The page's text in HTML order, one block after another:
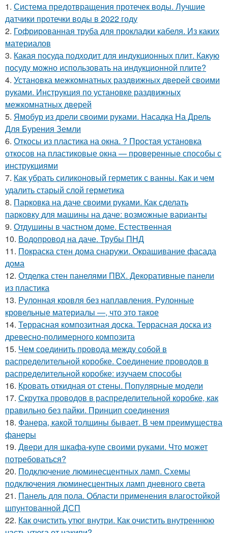
1. Система предотвращения протечек воды. Лучшие
датчики протечки воды в 2022 году
2. Гофрированная труба для прокладки кабеля. Из каких
материалов
3. Какая посуда подходит для индукционных плит. Какую
посуду можно использовать на индукционной плите?
4. Установка межкомнатных раздвижных дверей своими
руками. Инструкция по установке раздвижных
межкомнатных дверей
5. Ямобур из дрели своими руками. Насадка На Дрель
Для Бурения Земли
6. Откосы из пластика на окна. ? Простая установка
откосов на пластиковые окна — проверенные способы с
инструкциями
7. Как убрать силиконовый герметик с ванны. Как и чем
удалить старый слой герметика
8. Парковка на даче своими руками. Как сделать
парковку для машины на даче: возможные варианты
9. Отдушины в частном доме. Естественная
10. Водопровод на даче. Трубы ПНД
11. Покраска стен дома снаружи. Окрашивание фасада
дома
12. Отделка стен панелями ПВХ. Декоративные панели
из пластика
13. Рулонная кровля без наплавления. Рулонные
кровельные материалы —, что это такое
14. Террасная композитная доска. Террасная доска из
древесно-полимерного композита
15. Чем соединить провода между собой в
распределительной коробке. Соединение проводов в
распределительной коробке: изучаем способы
16. Кровать откидная от стены. Популярные модели
17. Скрутка проводов в распределительной коробке, как
правильно без пайки. Принцип соединения
18. Фанера, какой толщины бывает. В чем преимущества
фанеры
19. Двери для шкафа-купе своими руками. Что может
потребоваться?
20. Подключение люминесцентных ламп. Схемы
подключения люминесцентных ламп дневного света
21. Панель для пола. Области применения влагостойкой
шпунтованной ДСП
22. Как очистить утюг внутри. Как очистить внутреннюю